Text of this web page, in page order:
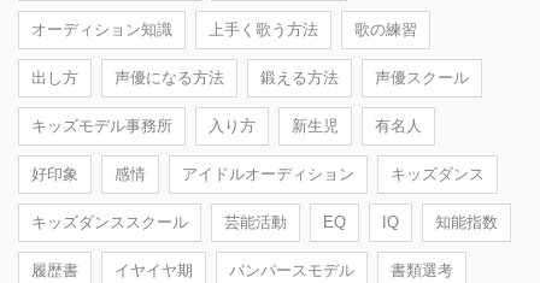
オーディション知識 上手く歌う方法 歌の練習
出し方 声優になる方法 鍛える方法 声優スクール
キッズモデル事務所 入り方 新生児 有名人
好印象 感情 アイドルオーディション キッズダンス
キッズダンススクール 芸能活動 EQ IQ 知能指数
履歴書 イヤイヤ期 パンパースモデル 書類選考